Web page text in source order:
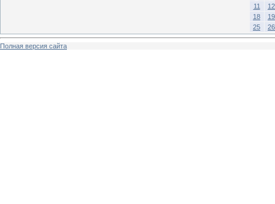
11
12
18
19
25
26
Полная версия сайта